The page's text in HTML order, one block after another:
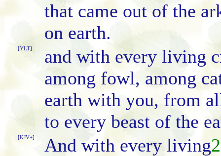
that came out of the
on earth.
[YLT]
and with every living
among fowl, among
earth with you, from
to every beast of the
[KJV+] And with every living